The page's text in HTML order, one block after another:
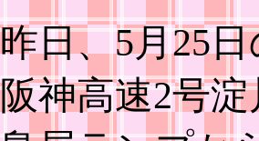
昨日、5月25
阪神高速2号